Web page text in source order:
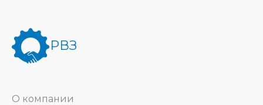
РВЗ
О компании